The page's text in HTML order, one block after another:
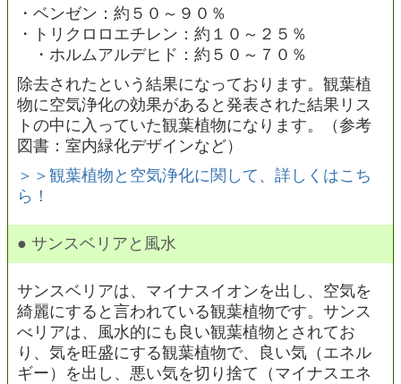
・ベンゼン：約５０～９０％
・トリクロロエチレン：約１０～２５％
・ホルムアルデヒド：約５０～７０％
除去されたという結果になっております。観葉植
物に空気浄化の効果があると発表された結果リス
トの中に入っていた観葉植物になります。（参考
図書：室内緑化デザインなど）
＞＞観葉植物と空気浄化に関して、詳しくはこち
ら！
● サンスベリアと風水
サンスベリアは、マイナスイオンを出し、空気を
綺麗にすると言われている観葉植物です。サンス
べリアは、風水的にも良い観葉植物とされてお
り、気を旺盛にする観葉植物で、良い気（エネル
ギー）を出し、悪い気を切り捨て（マイナスエネ